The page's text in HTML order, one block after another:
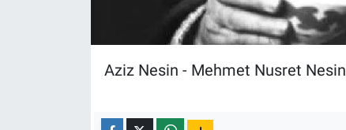
Aziz Nesin - Mehmet Nusret Nesin